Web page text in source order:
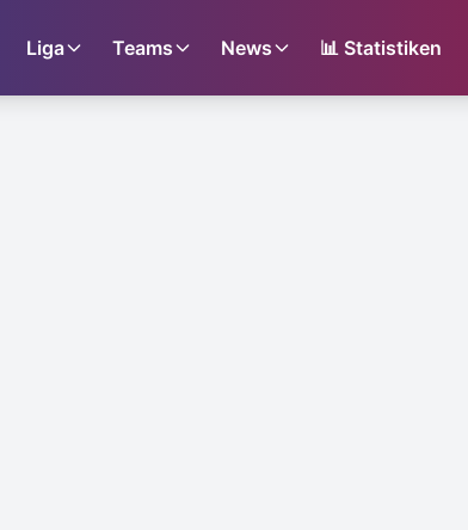
Liga Teams News 📊 Statistiken